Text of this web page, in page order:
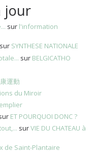
jour
sur l'information
sur SYNTHESE NATIONALE
sur BELGICATHO
運動
du Miroir
ET POURQUOI DONC ?
surVIE DU CHATEAU à
de Saint-Plantaire